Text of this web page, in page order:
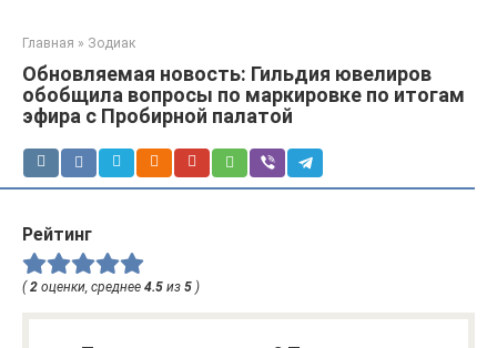
Главная » Зодиак
Обновляемая новость: Гильдия ювелиров
обобщила вопросы по маркировке по итогам
эфира с Пробирной палатой
Рейтинг
(2 оценки, среднее 4.5 из 5 )